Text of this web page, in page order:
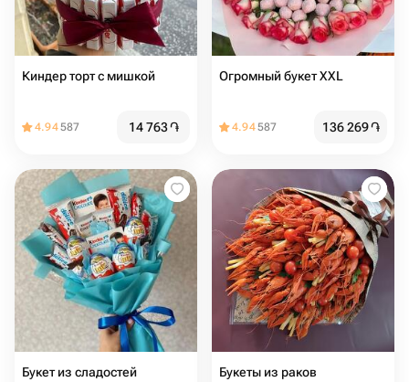
Киндер торт с мишкой
4.94587 14 763֏
Огромный букет XXL
4.94587 136 269֏
Букет из сладостей Букеты из раков